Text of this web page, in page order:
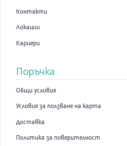
Контакти
Локации
Кариери
Поръчка
Общи условия
Условия за ползване на карта
Доставка
Политика за поверителност